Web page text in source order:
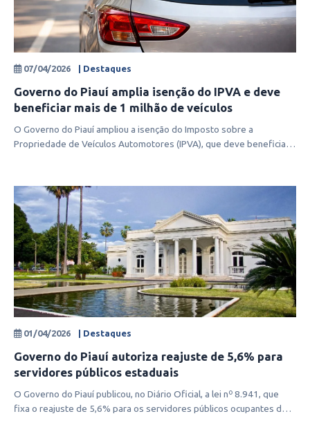
07/04/2026 | Destaques
Governo do Piauí amplia isenção do IPVA e deve
beneficiar mais de 1 milhão de veículos
O Governo do Piauí ampliou a isenção do Imposto sobre a
Propriedade de Veículos Automotores (IPVA), que deve beneficiar
01/04/2026 | Destaques
Governo do Piauí autoriza reajuste de 5,6% para
servidores públicos estaduais
O Governo do Piauí publicou, no Diário Oficial, a lei nº 8.941, que
fixa o reajuste de 5,6% para os servidores públicos ocupantes de